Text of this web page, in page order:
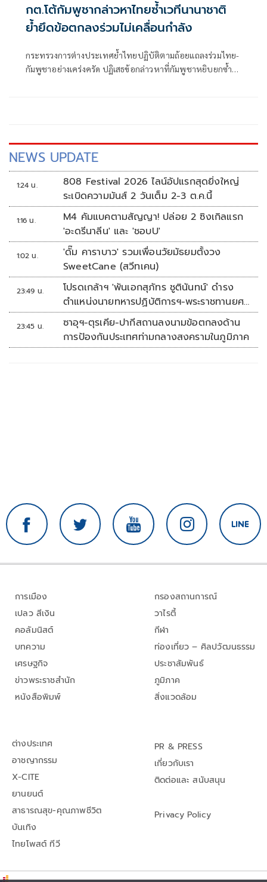
กต.โต้กัมพูชากล่าวหาไทยซ้ำเวทีนานาชาติ
ย้ำยึดข้อตกลงร่วมไม่เคลื่อนกำลัง
กระทรวงการต่างประเทศย้ำไทยปฏิบัติตามถ้อยแถลงร่วมไทย-
กัมพูชาอย่างเคร่งครัด ปฏิเสธข้อกล่าวหาที่กัมพูชาหยิบยกซ้ำใน
NEWS UPDATE
1:24 น.
808 Festival 2026 ไลน์อัปแรกสุดยิ่งใหญ่
ระเบิดความมันส์ 2 วันเต็ม 2-3 ต.ค.นี้
1:16 น.
M4 คัมแบคตามสัญญา! ปล่อย 2 ซิงเกิลแรก
'อะดรีนาลีน' และ 'ชอบU'
1:02 น.
'ดั๊ม คาราบาว' รวมเพื่อนวัยมัธยมตั้งวง
SweetCane (สวีทเคน)
23:49 น.
โปรดเกล้าฯ 'พันเอกสุภัทร ชูตินันทน์' ดำรง
ตำแหน่งนายทหารปฏิบัติการฯ-พระราชทานยศ
'พลตรี'
23:45 น.
ซาอุฯ-ตุรเคีย-ปากีสถานลงนามข้อตกลงด้าน
การป้องกันประเทศท่ามกลางสงครามในภูมิภาค
การเมือง
เปลว สีเงิน
คอลัมนิสต์
บทความ
เศรษฐกิจ
ข่าวพระราชสำนัก
หนังสือพิมพ์
กรองสถานการณ์
วาไรตี้
กีฬา
ท่องเที่ยว – ศิลปวัฒนธรรม
ประชาสัมพันธ์
ภูมิภาค
สิ่งแวดล้อม
ต่างประเทศ
อาชญากรรม
X-CITE
ยานยนต์
สาธารณสุข-คุณภาพชีวิต
บันเทิง
ไทยโพสต์ ทีวี
PR & PRESS
เกี่ยวกับเรา
ติดต่อและ สนับสนุน
Privacy Policy